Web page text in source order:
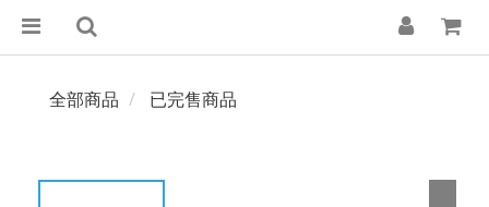
全部商品 已完售商品